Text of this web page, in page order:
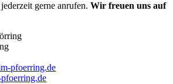
gerne anrufen.Wir freuen uns auf
pfoerring.de